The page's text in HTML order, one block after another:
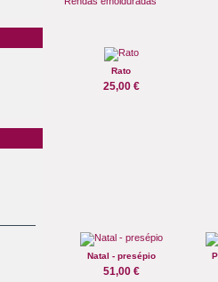
Rato
25,00 €
Natal - presépio
51,00 €